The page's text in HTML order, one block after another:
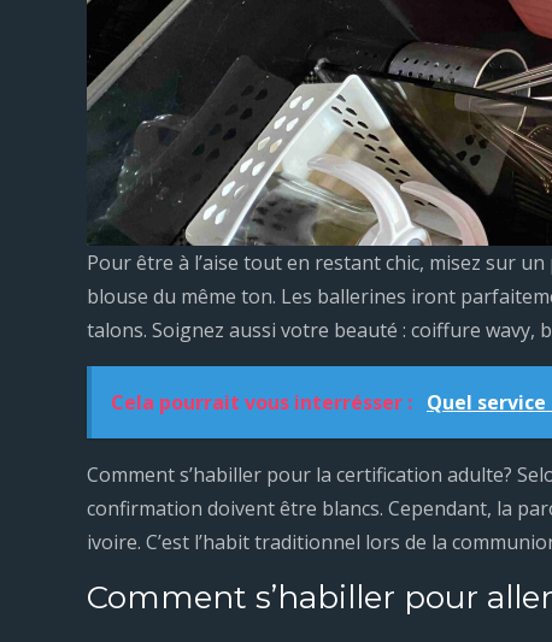
Pour être à l’aise tout en restant chic, misez sur
blouse du même ton. Les ballerines iront
talons. Soignez aussi votre beauté : coiffure wavy,
Cela pourrait vous interrésser : Quel
Comment s’habiller pour la certification adulte?
confirmation doivent être blancs. Cependant, la
ivoire. C’est l’habit traditionnel lors de la
Comment s’habiller pour